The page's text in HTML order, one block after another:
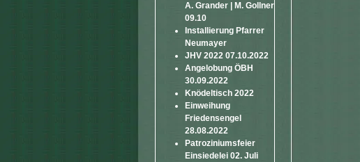
A. Grander | M. Gollner
09.10
Installierung Pfarrer
Neumayer
JHV 2022 07.10.2022
Angelobung ÖBH
30.09.2022
Knödeltisch 2022
Einweihung
Friedensengel
28.08.2022
Patroziniumsfeier
Einsiedelei 02. Juli